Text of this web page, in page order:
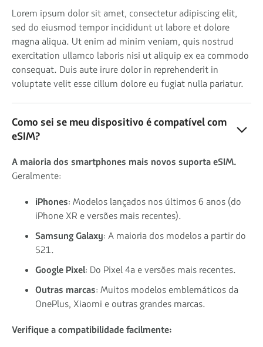
Lorem ipsum dolor sit amet, consectetur adipiscing elit,
sed do eiusmod tempor incididunt ut labore et dolore
magna aliqua. Ut enim ad minim veniam, quis nostrud
exercitation ullamco laboris nisi ut aliquip ex ea commodo
consequat. Duis aute irure dolor in reprehenderit in
voluptate velit esse cillum dolore eu fugiat nulla pariatur.
Como sei se meu dispositivo é compatível com
eSIM?
A maioria dos smartphones mais novos suporta eSIM.
Geralmente:
iPhones: Modelos lançados nos últimos 6 anos (do
iPhone XR e versões mais recentes).
Samsung Galaxy: A maioria dos modelos a partir do
S21.
Google Pixel: Do Pixel 4a e versões mais recentes.
Outras marcas: Muitos modelos emblemáticos da
OnePlus, Xiaomi e outras grandes marcas.
Verifique a compatibilidade facilmente: